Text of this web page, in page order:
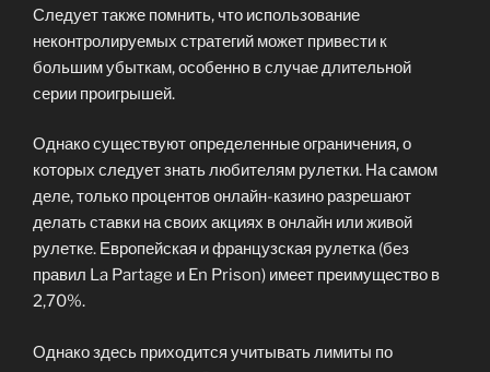
Следует также помнить, что использование
неконтролируемых стратегий может привести к
большим убыткам, особенно в случае длительной
серии проигрышей.
Однако существуют определенные ограничения, о
которых следует знать любителям рулетки. На самом
деле, только процентов онлайн-казино разрешают
делать ставки на своих акциях в онлайн или живой
рулетке. Европейская и французская рулетка (без
правил La Partage и En Prison) имеет преимущество в
2,70%.
Однако здесь приходится учитывать лимиты по